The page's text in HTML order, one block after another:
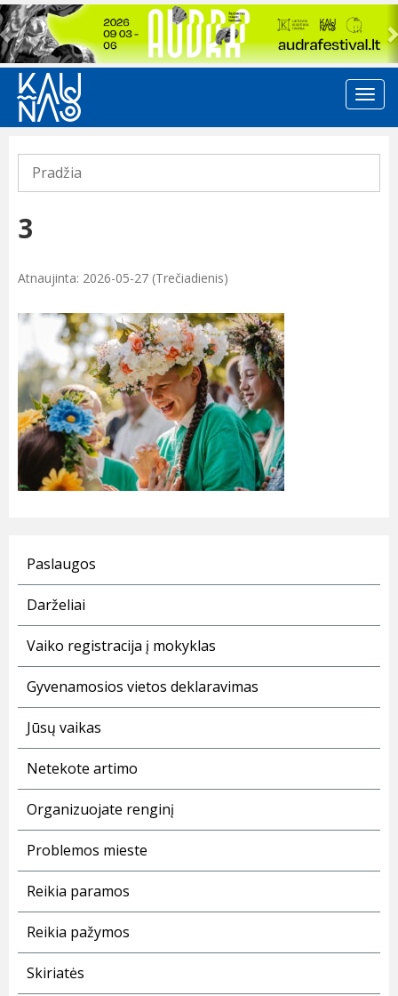
Previous
Pradžia
3
Atnaujinta: 2026-05-27 (Trečiadienis)
Paslaugos
Darželiai
Vaiko registracija į mokyklas
Gyvenamosios vietos deklaravimas
Jūsų vaikas
Netekote artimo
Organizuojate renginį
Problemos mieste
Reikia paramos
Reikia pažymos
Skiriatės